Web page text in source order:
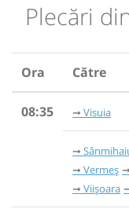
Plecări
Ora Către
08:35 Visuia
Vermeș
Viișoara